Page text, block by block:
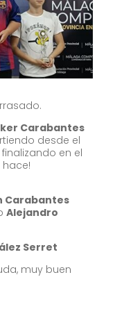
Carabantes
desde el
en el
hace!
Carabantes
Alejandro
Serret
muy buen